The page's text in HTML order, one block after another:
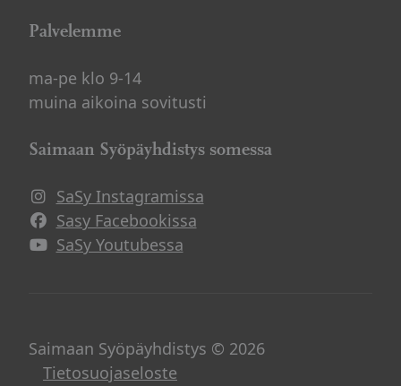
Palvelemme
ma-pe klo 9-14
muina aikoina sovitusti
Saimaan Syöpäyhdistys somessa
SaSy Instagramissa
Avautuu uuteen ikkunaan
Sasy Facebookissa
Avautuu uuteen ikkunaan
SaSy Youtubessa
Avautuu uuteen ikkunaan
Saimaan Syöpäyhdistys © 2026
Tietosuojaseloste